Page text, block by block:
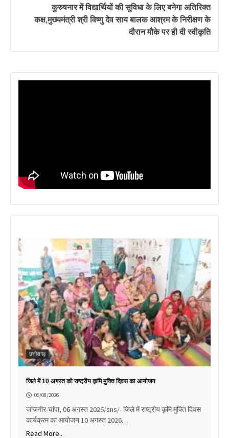
कुरुषनार में विद्यार्थियों की सुविधा के लिए बनेगा अतिरिक्त
कक्ष,मुख्यमंत्री श्री विष्णु देव साय बालक आश्रम के निरीक्षण के
दौरान मौके पर ही दी स्वीकृति
छत्तीसगढ़
जिले में 10 अगस्त को राष्ट्रीय कृमि मुक्ति दिवस का आयोजन
06/08/2026
जांजगीर-चांपा, 06 अगस्त 2026/sns/- जिले में राष्ट्रीय कृमि मुक्ति दिवस
कार्यक्रम का आयोजन 10 अगस्त 2026…
Read More..